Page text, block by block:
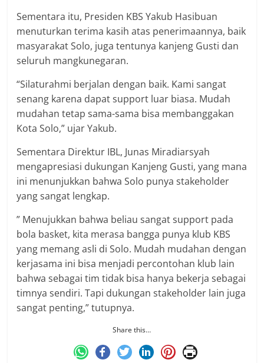
Sementara itu, Presiden KBS Yakub Hasibuan
menuturkan terima kasih atas penerimaannya, baik
masyarakat Solo, juga tentunya kanjeng Gusti dan
seluruh mangkunegaran.
“Silaturahmi berjalan dengan baik. Kami sangat
senang karena dapat support luar biasa. Mudah
mudahan tetap sama-sama bisa membanggakan
Kota Solo,” ujar Yakub.
Sementara Direktur IBL, Junas Miradiarsyah
mengapresiasi dukungan Kanjeng Gusti, yang mana
ini menunjukkan bahwa Solo punya stakeholder
yang sangat lengkap.
” Menujukkan bahwa beliau sangat support pada
bola basket, kita merasa bangga punya klub KBS
yang memang asli di Solo. Mudah mudahan dengan
kerjasama ini bisa menjadi percontohan klub lain
bahwa sebagai tim tidak bisa hanya bekerja sebagai
timnya sendiri. Tapi dukungan stakeholder lain juga
sangat penting,” tutupnya.
Share this…